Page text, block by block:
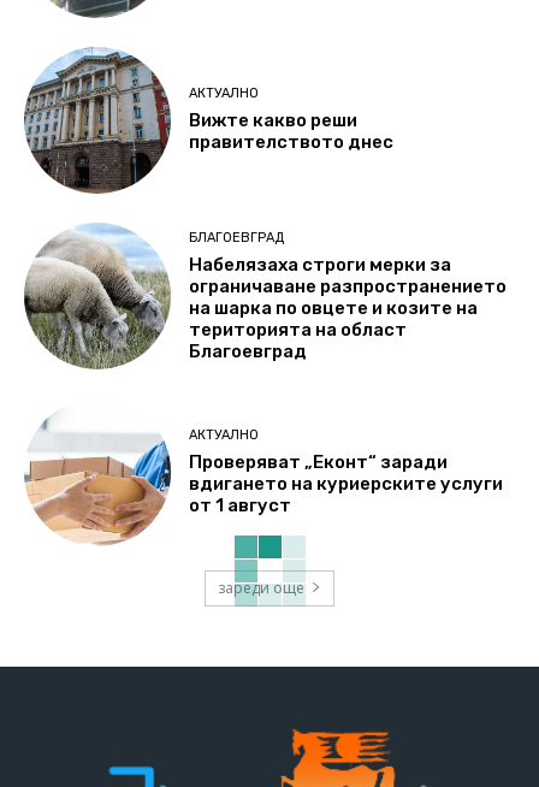
АКТУАЛНО
Вижте какво реши
правителството днес
БЛАГОЕВГРАД
Набелязаха строги мерки за
ограничаване разпространението
на шарка по овцете и козите на
територията на област
Благоевград
АКТУАЛНО
Проверяват „Еконт“ заради
вдигането на куриерските услуги
от 1 август
зареди още